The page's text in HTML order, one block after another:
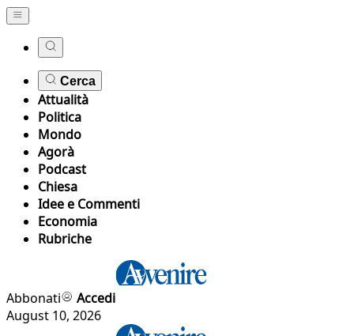
Cerca
Attualità
Politica
Mondo
Agorà
Podcast
Chiesa
Idee e Commenti
Economia
Rubriche
Abbonati
Accedi
August 10, 2026